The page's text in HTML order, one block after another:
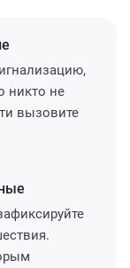
никто не
вызовите